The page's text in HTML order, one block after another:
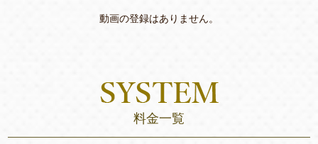
動画の登録はありません。
料金一覧